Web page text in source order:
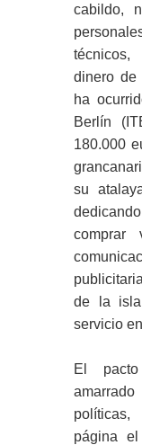
cabildo,
técnicos,
dinero de
ha
Berlín
180.000
su
comprar
de la
servicio
El
página